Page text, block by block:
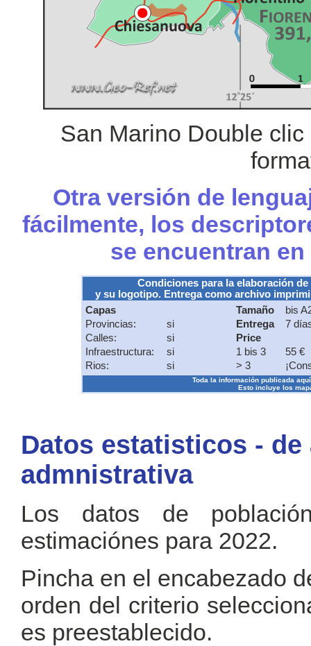
San Marino Double
Otra versión de
fácilmente, los
se encuentran
Condiciones para la elaboración
y su logotipo. Entrega como archivo
Capas
Provincias:
si
Calles:
si
Infraestructura:
si
Rios:
si
Tamaño
bis
Entrega
7
Price
1 bis 3
55 €
> 3
Toda la información publicada
Esto incluye los
Datos estatisticos -
admnistrativa
Los datos de
estimaciónes para 2022.
Pincha en el encabezado
orden del criterio
es preestablecido.